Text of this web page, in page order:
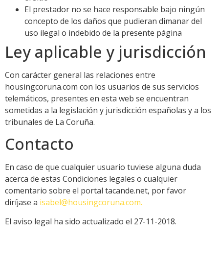
El prestador no se hace responsable bajo ningún
concepto de los daños que pudieran dimanar del
uso ilegal o indebido de la presente página
Ley aplicable y jurisdicción
Con carácter general las relaciones entre
housingcoruna.com con los usuarios de sus servicios
telemáticos, presentes en esta web se encuentran
sometidas a la legislación y jurisdicción españolas y a los
tribunales de La Coruña.
Contacto
En caso de que cualquier usuario tuviese alguna duda
acerca de estas Condiciones legales o cualquier
comentario sobre el portal tacande.net, por favor
diríjase a isabel@housingcoruna.com.
El aviso legal ha sido actualizado el 27-11-2018.